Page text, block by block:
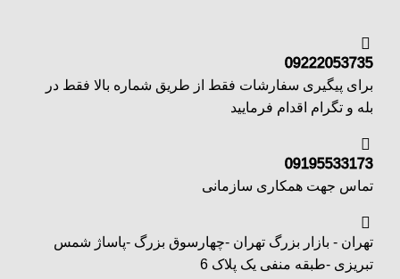
09222053735
برای پیگیری سفارشات فقط از طریق شماره بالا فقط در
بله و تگرام اقدام فرمایید
09195533173
تماس جهت همکاری سازمانی
تهران - بازار بزرگ تهران -چهارسوق بزرگ -پاساژ شمس
تبریزی -طبقه منفی یک پلاک 6